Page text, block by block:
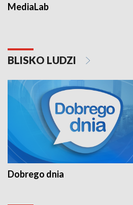
MediaLab
BLISKO LUDZI
Dobrego dnia